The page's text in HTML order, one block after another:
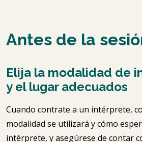
Antes de la
Elija la modalidad de
y el lugar adecuados
Cuando contrate a un intérprete,
modalidad se utilizará y cómo
intérprete, y asegúrese de contar